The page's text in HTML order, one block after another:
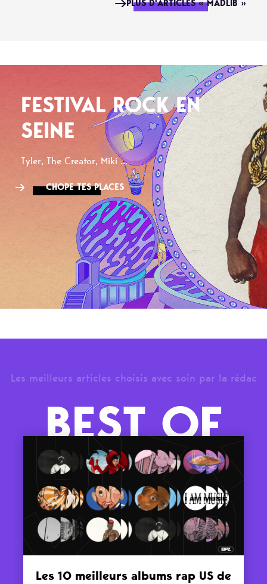
PLUS D'ARTICLES « MADLIB »
FESTIVAL ROCK EN
SEINE
Tyler, The Creator, Miki ...
CHOPE TES PLACES
Les meilleurs articles choisis avec soin par la rédac
BEST OF
Les 10 meilleurs albums rap US de